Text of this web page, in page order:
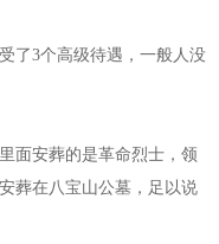
了3个高级待遇，一般人没
面安葬的是革命烈士，领
葬在八宝山公墓，足以说